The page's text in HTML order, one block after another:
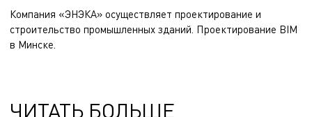
Компания «ЭНЭКА» осуществляет проектирование и
строительство промышленных зданий Проектирование BIM
в Минске.
ЧИТАТЬ БОЛЬШЕ